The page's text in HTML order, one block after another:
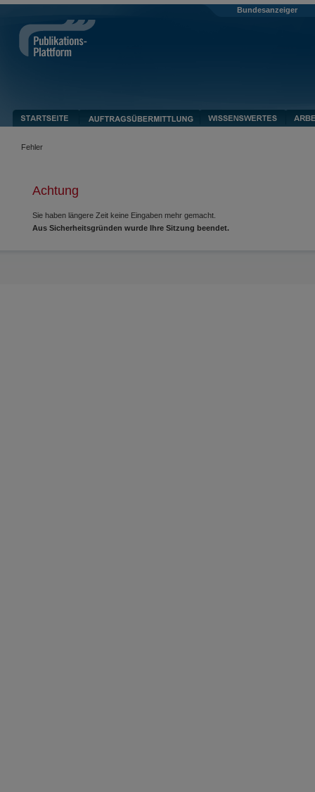
Bundesanzeiger
Fehler
Achtung
Sie haben längere Zeit keine Eingaben mehr gemacht.
Aus Sicherheitsgründen wurde Ihre Sitzung beendet.